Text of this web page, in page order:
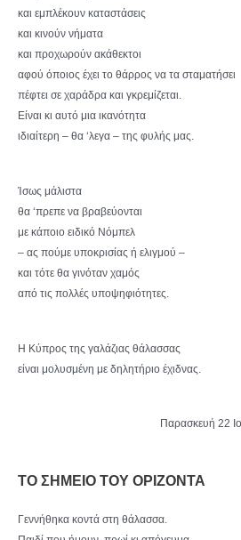
και εμπλέκουν καταστάσεις
και κινούν νήματα
και προχωρούν ακάθεκτοι
αφού όποιος έχει το θάρρος να τα σταματήσει
πέφτει σε χαράδρα και γκρεμίζεται.
Είναι κι αυτό μια ικανότητα
ιδιαίτερη – θα ‘λεγα – της φυλής μας.
Ίσως μάλιστα
θα ‘πρεπε να βραβεύονται
με κάποιο ειδικό Νόμπελ
– ας πούμε υποκρισίας ή ελιγμού –
και τότε θα γινόταν χαμός
από τις πολλές υποψηφιότητες.
Η Κύπρος της γαλάζιας θάλασσας
είναι μολυσμένη με δηλητήριο έχιδνας.
Παρασκευή 22
ΤΟ ΣΗΜΕΙΟ ΤΟΥ ΟΡΙΖΟΝΤΑ
Γεννήθηκα κοντά στη θάλασσα.